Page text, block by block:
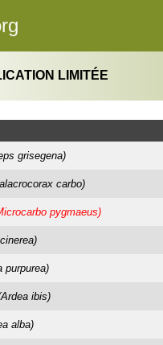
LIMITÉE
grisegena)
carbo)
pygmaeus)
purpurea)
ibis)
alba)